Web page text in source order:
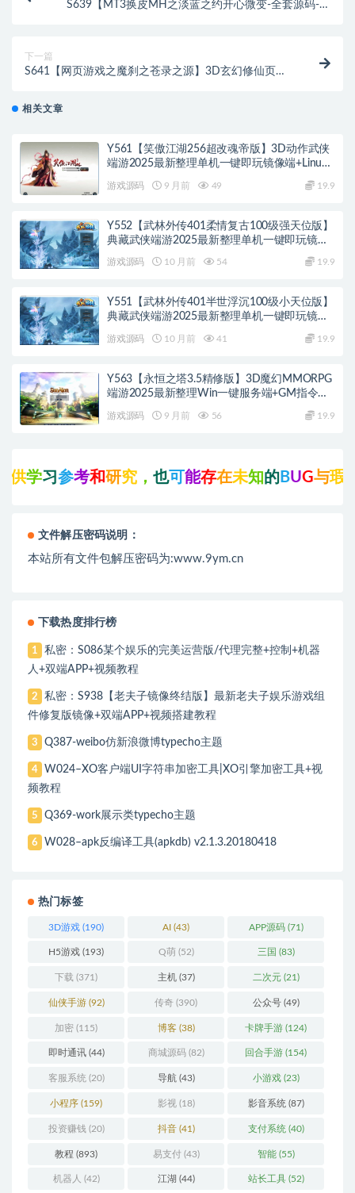
S639【MT3换皮MH之淡蓝之约开心微变-全套源码-附
下一篇
S641【网页游戏之魔刹之苍录之源】3D玄幻修仙页游-
相关文章
Y561【笑傲江湖256超改魂帝版】3D动作武侠
端游2025最新整理单机一键即玩镜像端+Linux
手工服务端+网页注册+GM工具+GM命令+PC客
户端+教程
游戏源码 9 月前 49 19.9
Y552【武林外传401柔情复古100级强天位版】
典藏武侠端游2025最新整理单机一键即玩镜像
端+Linux手工服务端+网页注册+GM工具+PC客
户端+详细搭建教程
游戏源码 10 月前 54 19.9
Y551【武林外传401半世浮沉100级小天位版】
典藏武侠端游2025最新整理单机一键即玩镜像
端+Linux手工服务端+网页注册+GM工具+PC客
户端+详细搭建教程
游戏源码 10 月前 41 19.9
Y563【永恒之塔3.5精修版】3D魔幻MMORPG
端游2025最新整理Win一键服务端+GM指令
游戏源码 9 月前 56 19.9
考和研究，也可能 存在未知的BUG与瑕疵，可先
文件解压密码说明：
本站所有文件包解压密码为:www.9ym.cn
下载热度排行榜
1
私密：S086某个娱乐的完美运营版/代理完整+控制+机器
人+双端APP+视频教程
2
私密：S938【老夫子镜像终结版】最新老夫子娱乐游戏组
件修复版镜像+双端APP+视频搭建教程
3 Q387-weibo仿新浪微博typecho主题
4
W024–XO客户端UI字符串加密工具|XO引擎加密工具+视
频教程
5 Q369-work展示类typecho主题
6 W028–apk反编译工具(apkdb) v2.1.3.20180418
热门标签
3D游戏 (190) AI (43) APP源码(71)
H5游戏 (193) Q萌 (52) 三国 (83)
下载 (371) 主机(37) 二次元(21)
仙侠手游(92) 传奇 (390) 公众号(49)
加密 (115) 博客(38) 卡牌手游 (124)
即时通讯(44) 商城源码(82) 回合手游 (154)
客服系统 (20) 导航(43) 小游戏(23)
小程序 (159) 影视(18) 影音系统 (87)
投资赚钱 (20) 抖音(41) 支付系统 (40)
教程 (893) 易支付(43) 智能(55)
机器人 (42) 江湖 (44) 站长工具(52)